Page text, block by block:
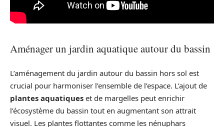
Aménager un jardin aquatique autour du bassin
L’aménagement du jardin autour du bassin hors sol est
crucial pour harmoniser l’ensemble de l’espace. L’ajout de
plantes aquatiques et de margelles peut enrichir
l’écosystème du bassin tout en augmentant son attrait
visuel. Les plantes flottantes comme les nénuphars